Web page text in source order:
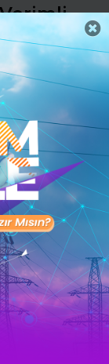
eden
ve dikkat
b